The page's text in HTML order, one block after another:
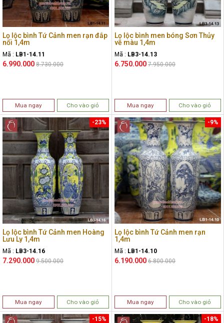
Lọ lộc bình Tứ Cảnh men rạn đắp
nổi 1,4m
Mã : LB1-14.11
6.990.000 8.730.000
Mua ngay Cho vào giỏ
Lọ lộc bình men bóng Sơn Thủy
vẽ màu 1,4m
Mã : LB3-14.13
6.750.000 7.950.000
Mua ngay Cho vào giỏ
Lọ lộc bình Tứ Cảnh men Hoàng
Lưu Ly 1,4m
Mã : LB3-14.16
7.290.000
-23%
9.500.000
Mua ngay Cho vào giỏ
Lọ lộc bình Tứ Cảnh men rạn
1,4m
Mã : LB1-14.10
6.190.000
-9%
6.800.000
Mua ngay Cho vào giỏ
-15% -18%